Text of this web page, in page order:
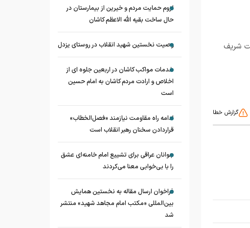
شریف
گزارش خطا
لزوم حمایت مردم و خیرین از بیمارستان در
حال ساخت بقیه الله الاعظم کاشان
وصیت نخستین شهید انقلاب در روستای یزدل
خدمات مواکب کاشان در اربعین جلوه ای از
اخلاص و ارادت مردم کاشان به امام حسین
است
ادامه راه مقاومت نیازمند «فصل‌الخطاب»
قراردادن سخنان رهبر انقلاب است
جوانان عراقی برای تشییع امام خامنه‌ای عشق
را با بی‌خوابی معنا می‌کردند
فراخوان ارسال مقاله به نخستین همایش
بین‌المللی «مکتب امام مجاهد شهید» منتشر
شد